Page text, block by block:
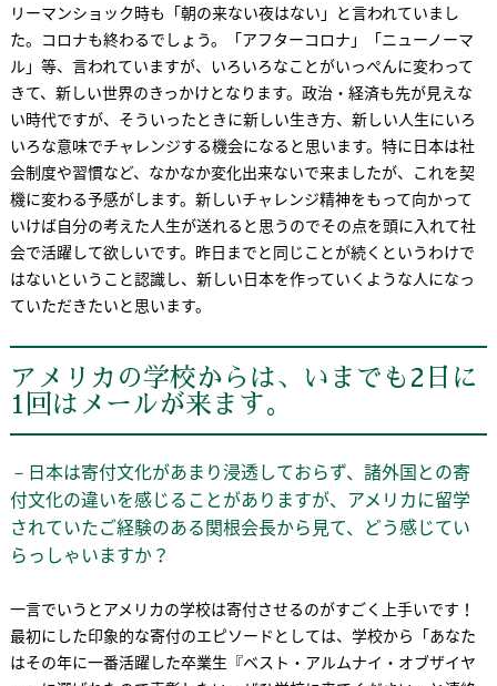
リーマンショック時も「朝の来ない夜はない」と言われていまし
た。コロナも終わるでしょう。「アフターコロナ」「ニューノーマ
ル」等、言われていますが、いろいろなことがいっぺんに変わって
きて、新しい世界のきっかけとなります。政治・経済も先が見えな
い時代ですが、そういったときに新しい生き方、新しい人生にいろ
いろな意味でチャレンジする機会になると思います。特に日本は社
会制度や習慣など、なかなか変化出来ないで来ましたが、これを契
機に変わる予感がします。新しいチャレンジ精神をもって向かって
いけば自分の考えた人生が送れると思うのでその点を頭に入れて社
会で活躍して欲しいです。昨日までと同じことが続くというわけで
はないということ認識し、新しい日本を作っていくような人になっ
ていただきたいと思います。
アメリカの学校からは、いまでも2日に
1回はメールが来ます。
－日本は寄付文化があまり浸透しておらず、諸外国との寄
付文化の違いを感じることがありますが、アメリカに留学
されていたご経験のある関根会長から見て、どう感じてい
らっしゃいますか？
一言でいうとアメリカの学校は寄付させるのがすごく上手いです！
最初にした印象的な寄付のエピソードとしては、学校から「あなた
はその年に一番活躍した卒業生『ベスト・アルムナイ・オブザイヤ